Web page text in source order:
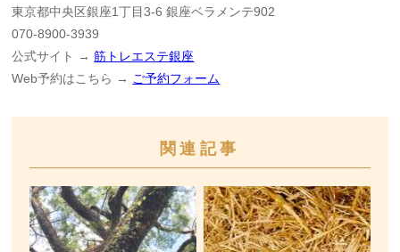
東京都中央区銀座1丁目3-6 銀座ベラメンテ902
070-8900-3939
公式サイト →筋トレエステ銀座
Web予約はこちら → ご予約フォーム
関連記事